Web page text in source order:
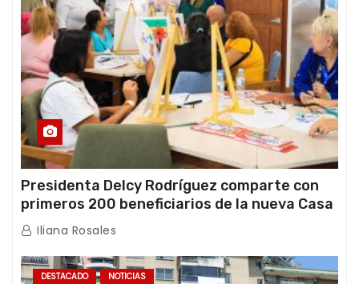
Presidenta Delcy Rodríguez comparte con
primeros 200 beneficiarios de la nueva Casa
de los Abuelos “La Primavera” en Caracas
Iliana Rosales
DESTACADO NOTICIAS